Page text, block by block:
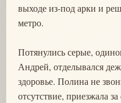
выходе из-под арки и
метро.
Потянулись серые,
Андрей, отделывался
здоровье. Полина не
отсутствие, приезжала